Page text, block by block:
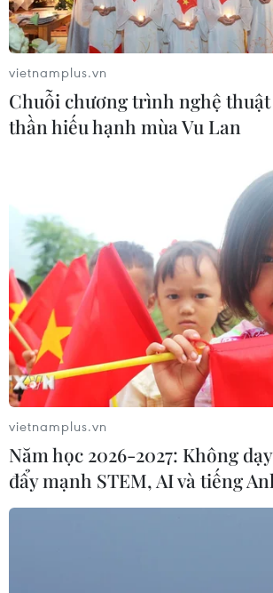
Tờ Daily Mail hôm 20/12 cho biết một
mang súng theo bên mình đã bị bắt
vietnamplus.vn
Chuỗi chương trình nghệ
thần hiếu hạnh mùa Vu Lan
vietnamplus.vn
Năm học 2026-2027: Không
đẩy mạnh STEM, AI và tiếng